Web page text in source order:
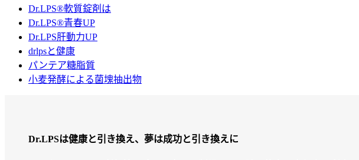
Dr.LPS®軟質錠剤は
Dr.LPS®青春UP
Dr.LPS肝動力UP
drlpsと健康
パンテア糖脂質
小麦発酵による菌塊抽出物
Dr.LPSは健康と引き換え、夢は成功と引き換えに